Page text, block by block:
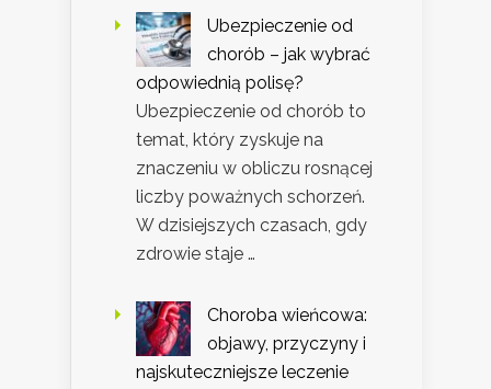
Ubezpieczenie od
chorób – jak wybrać
odpowiednią polisę?
Ubezpieczenie od chorób to
temat, który zyskuje na
znaczeniu w obliczu rosnącej
liczby poważnych schorzeń.
W dzisiejszych czasach, gdy
zdrowie staje …
Choroba wieńcowa:
objawy, przyczyny i
najskuteczniejsze leczenie